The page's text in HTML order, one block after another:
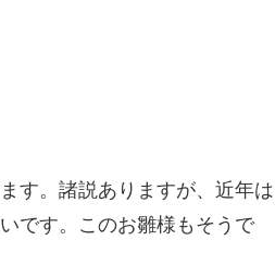
す。諸説ありますが、近年は
です。このお雛様もそうで